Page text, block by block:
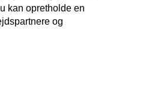
kan opretholde en
og